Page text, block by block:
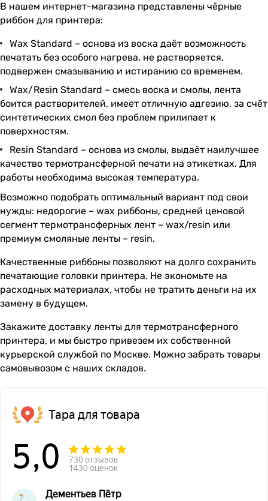
В нашем интернет-магазина представлены чёрные
риббон для принтера:
Wax Standard – основа из воска даёт возможность
печатать без особого нагрева, не растворяется,
подвержен смазыванию и истиранию со временем.
Wax/Resin Standard – смесь воска и смолы, лента
боится растворителей, имеет отличную адгезию, за счёт
синтетических смол без проблем прилипает к
поверхностям.
Resin Standard – основа из смолы, выдаёт наилучшее
качество термотрансферной печати на этикетках. Для
работы необходима высокая температура.
Возможно подобрать оптимальный вариант под свои
нужды: недорогие – wax риббоны, средней ценовой
сегмент термотрансферных лент – wax/resin или
премиум смоляные ленты – resin.
Качественные риббоны позволяют на долго сохранить
печатающие головки принтера. Не экономьте на
расходных материалах, чтобы не тратить деньги на их
замену в будущем.
Закажите доставку ленты для термотрансферного
принтера, и мы быстро привезем их собственной
курьерской службой по Москве. Можно забрать товары
самовывозом с наших складов.
Тара для товара
5,0
730 отзывов
1430 оценок
Дементьев Пётр